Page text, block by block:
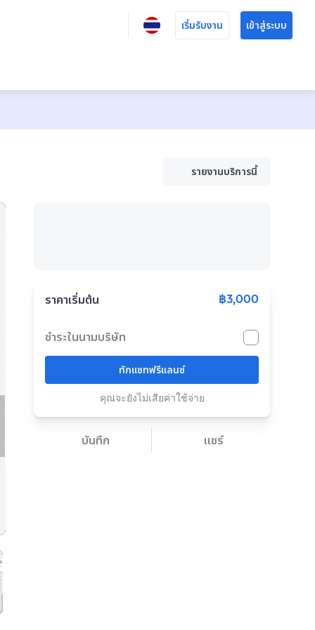
เริ่มรับงาน เข้าสู่ระบบ
รายงานบริการนี้
ราคาเริ่มต้น ฿3,000
ชำระในนามบริษัท
ทักแชทฟรีแลนซ์
คุณจะยังไม่เสียค่าใช้จ่าย
บันทึก แชร์